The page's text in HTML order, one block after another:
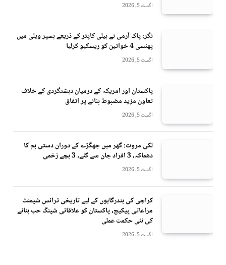
اگست 5, 2026
نگر: پاک آرمی نے ہیلی کاپٹر کے ذریعے ہسپر ویلی میں
پھنسی 4 خواتین کو ریسکیو کرلیا
اگست 5, 2026
پاکستان اور امریکہ کے درمیان دہشتگردی کے خلاف
تعاون مزید مضبوط بنانے پر اتفاق
اگست 5, 2026
لکی مروت: گھر میں جھگڑے کے دوران دستی بم کا
دھماکہ، 3 افراد جان سے گئے، 3 بچے زخمی
اگست 5, 2026
کراچی کی بندرگاہوں کے لیے تاریخی ٹرانس شپمنٹ
مراعاتی پیکیج، پاکستان کو علاقائی شپنگ حب بنانے
کی نئی حکمت عملی
اگست 5, 2026